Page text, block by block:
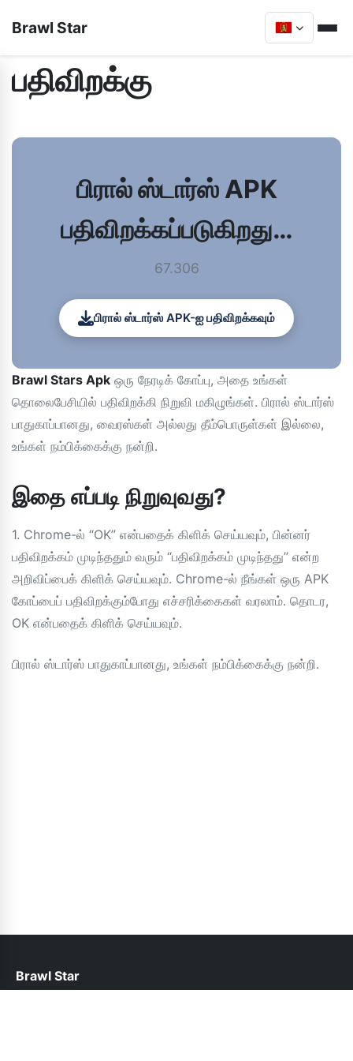
Brawl Star
பதிவிறக்கு
பிரால் ஸ்டார்ஸ் APK
பதிவிறக்கப்படுகிறது…
67.306
பிரால் ஸ்டார்ஸ் APK-ஐ பதிவிறக்கவும்
Brawl Stars Apk ஒரு நேரடிக் கோப்பு, அதை உங்கள்
தொலைபேசியில் பதிவிறக்கி நிறுவி மகிழுங்கள். பிரால் ஸ்டார்ஸ்
பாதுகாப்பானது, வைரஸ்கள் அல்லது தீம்பொருள்கள் இல்லை,
உங்கள் நம்பிக்கைக்கு நன்றி.
இதை எப்படி நிறுவுவது?
1. Chrome-ல் “OK” என்பதைக் கிளிக் செய்யவும், பின்னர்
பதிவிறக்கம் முடிந்ததும் வரும் “பதிவிறக்கம் முடிந்தது” என்ற
அறிவிப்பைக் கிளிக் செய்யவும். Chrome-ல் நீங்கள் ஒரு APK
கோப்பைப் பதிவிறக்கும்போது எச்சரிக்கைகள் வரலாம். தொடர,
OK என்பதைக் கிளிக் செய்யவும்.
பிரால் ஸ்டார்ஸ் பாதுகாப்பானது, உங்கள் நம்பிக்கைக்கு நன்றி.
Brawl Star